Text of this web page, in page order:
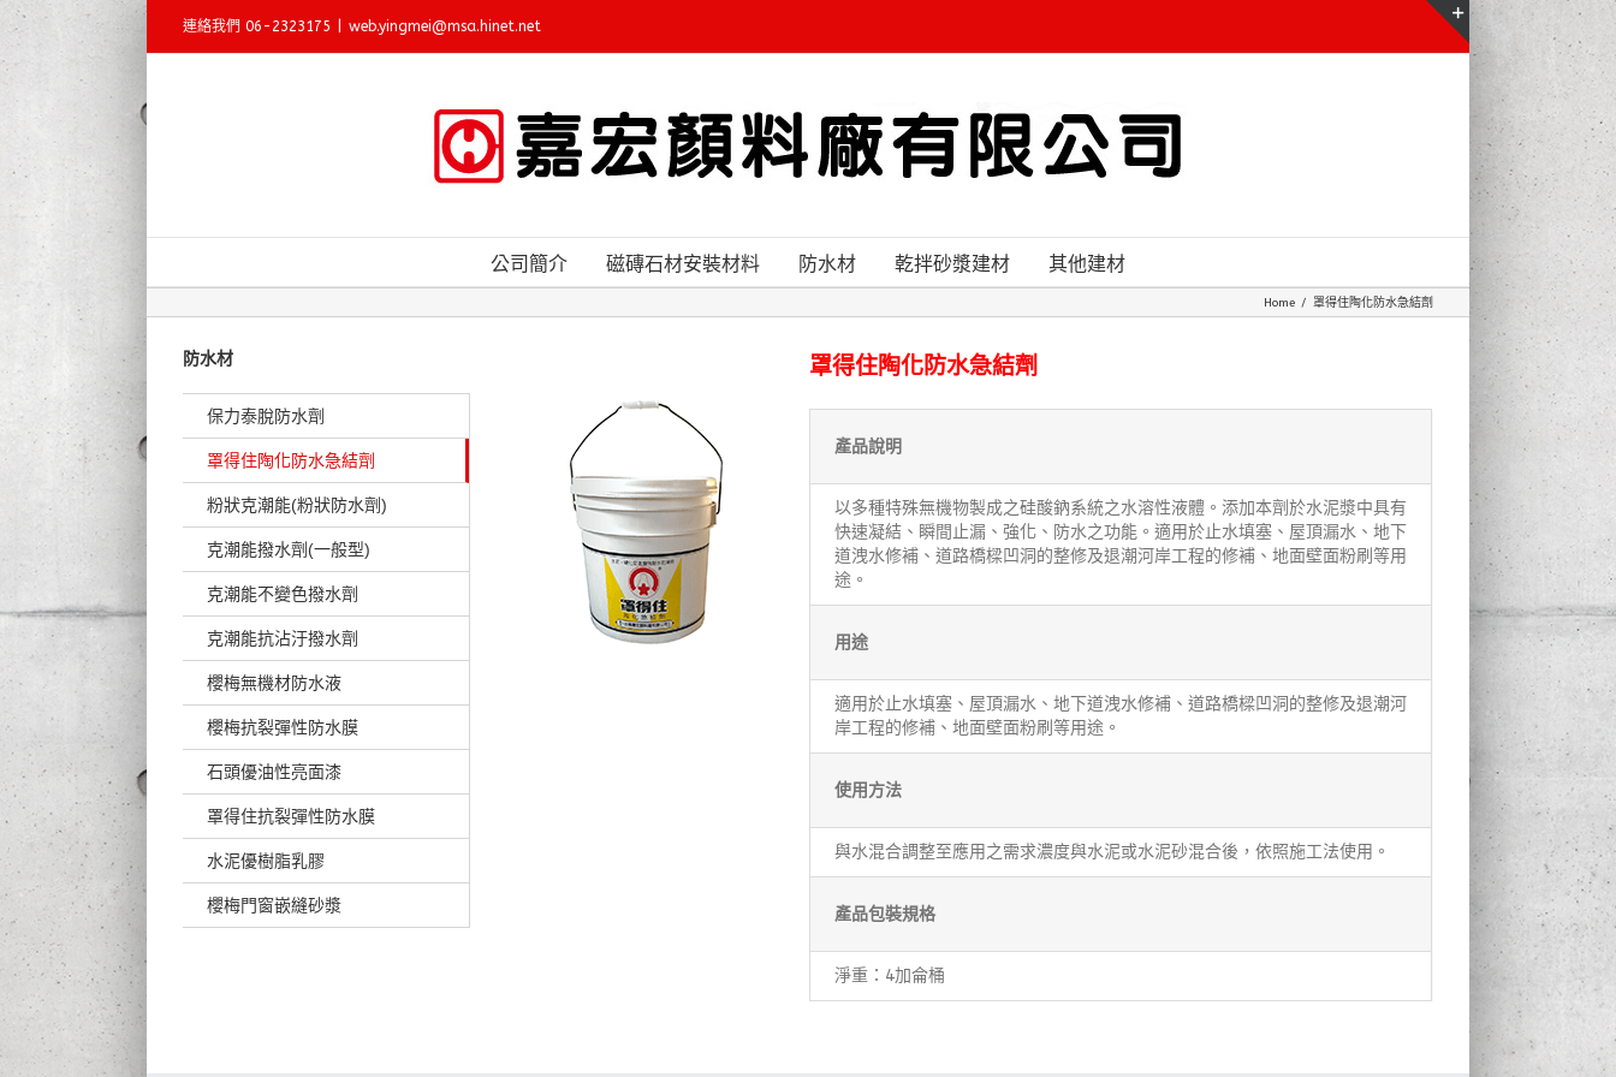
Skip
to
content
連絡我們 06-2323175 web.yingmei@msa.hinet.net
公司簡介 磁磚石材安裝材料 防水材 乾拌砂漿建材 其他建材
Home / 罩得住陶化防水急結劑
罩得住陶化防水急結劑
產品說明
以多種特殊無機物製成之硅酸鈉系統之水溶性液體。添加本劑於水泥漿中具有
快速凝結、瞬間止漏、強化、防水之功能。適用於止水填塞、屋頂漏水、地下
道洩水修補、道路橋樑凹洞的整修及退潮河岸工程的修補、地面壁面粉刷等用
途。
用途
適用於止水填塞、屋頂漏水、地下道洩水修補、道路橋樑凹洞的整修及退潮河
岸工程的修補、地面壁面粉刷等用途。
使用方法
與水混合調整至應用之需求濃度與水泥或水泥砂混合後，依照施工法使用。
產品包裝規格
淨重：4加侖桶
防水材
保力泰脫防水劑
罩得住陶化防水急結劑
粉狀克潮能(粉狀防水劑)
克潮能撥水劑(一般型)
克潮能不變色撥水劑
克潮能抗沾汙撥水劑
櫻梅無機材防水液
櫻梅抗裂彈性防水膜
石頭優油性亮面漆
罩得住抗裂彈性防水膜
水泥優樹脂乳膠
櫻梅門窗嵌縫砂漿
Toggle
Sliding
Area